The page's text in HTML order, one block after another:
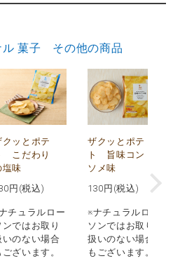
ル 菓子 その他の商品
クッとポテ
こだわり
塩味
円(税込)
チュラルロー
ンではお取り
いのない場合
ございます。
ザクッとポテ
ト 旨味コン
ソメ味
130 円(税込)
※ナチュラルロー
ソンではお取り
扱いのない場合
もございます。